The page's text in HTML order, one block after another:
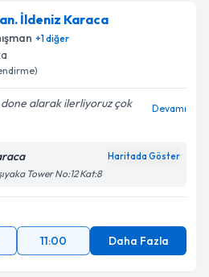
İldeniz Karaca
+1diğer
alarak ilerliyoruz çok
Devamı
Haritada Göster
Tower No:12 Kat:8
11:00 Daha Fazla